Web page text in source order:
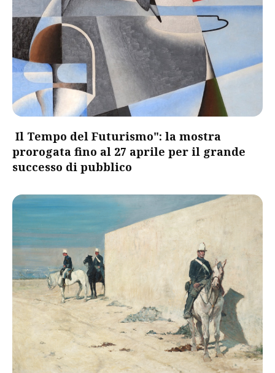
Il Tempo del Futurismo": la mostra
prorogata fino al 27 aprile per il grande
successo di pubblico